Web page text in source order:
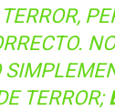
TERROR;